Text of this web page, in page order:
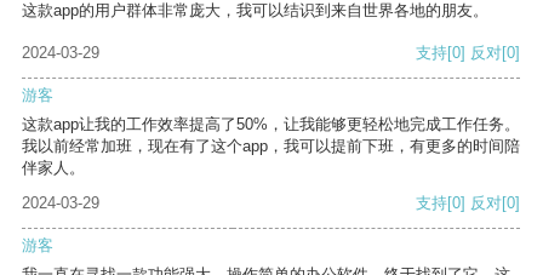
这款app的用户群体非常庞大，我可以结识到来自世界各地的朋友。
2024-03-29 支持[0] 反对[0]
游客
这款app让我的工作效率提高了50%，让我能够更轻松地完成工作任务。
我以前经常加班，现在有了这个app，我可以提前下班，有更多的时间陪
伴家人。
2024-03-29
支持[0] 反对[0]
游客